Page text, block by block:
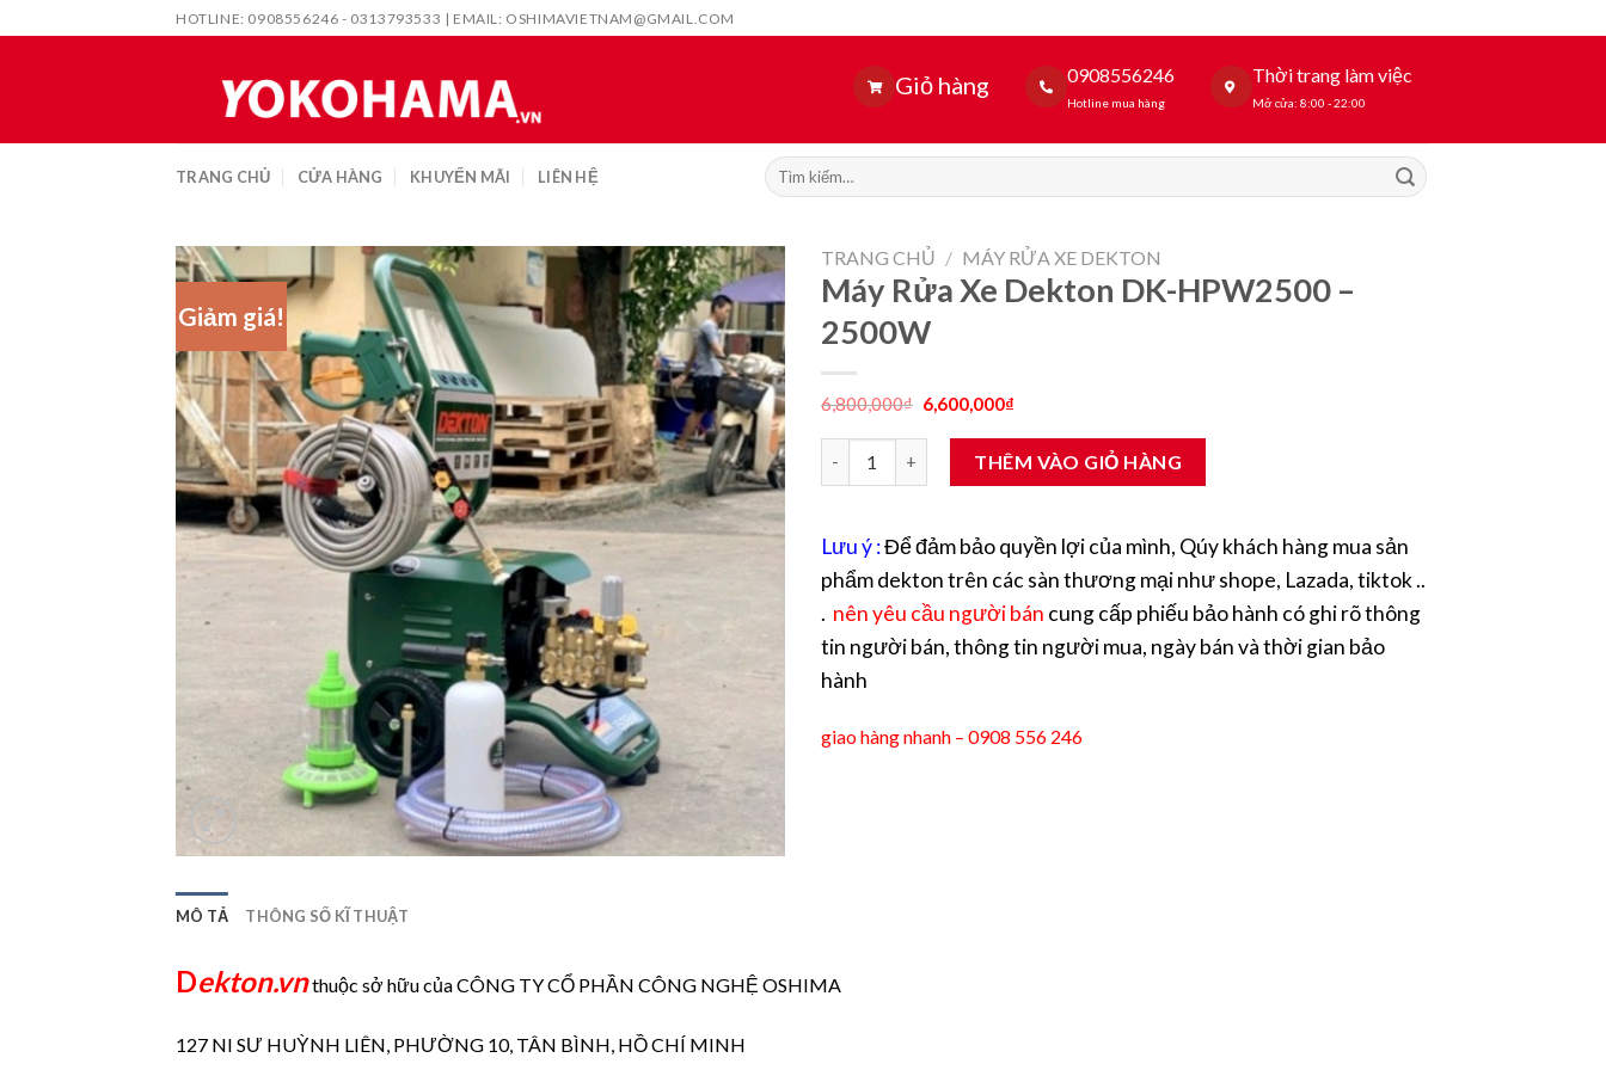
to
HOTLINE: 0908556246 - 0313793533 | EMAIL: OSHIMAVIETNAM@GMAIL.COM
Giỏ hàng 0908556246
Hotline mua hàng
Thời trang làm việc
Mở cửa: 8:00 - 22:00
TRANG CHỦ CỬA HÀNG KHUYẾN MÃI LIÊN HỆ
Tìm
kiếm:
Giảm giá!
TRANG CHỦ / MÁY RỬA XE DEKTON
Máy Rửa Xe Dekton DK-HPW2500 –
2500W
6,800,000₫ Giá
gốc
là:
6,800,000₫.
6,600,000₫Giá
tại
là:
Máy Rửa Xe Dekton DK-HPW2500 - 2500W số lượng
THÊM VÀO GIỎ HÀNG
Lưu ý :Để đảm bảo quyền lợi của mình, Qúy khách hàng mua sản
phẩm dekton trên các sàn thương mại như shope, Lazada, tiktok ..
. nên yêu cầu người bán cung cấp phiếu bảo hành có ghi rõ thông
tin người bán, thông tin người mua, ngày bán và thời gian bảo
hành
giao hàng nhanh – 0908 556 246
MÔ TẢ THÔNG SỐ KĨ THUẬT
Dekton.vnthuộc sở hữu của CÔNG TY CỔ PHẦN CÔNG NGHỆ OSHIMA
127 NI SƯ HUỲNH LIÊN, PHƯỜNG 10, TÂN BÌNH, HỒ CHÍ MINH